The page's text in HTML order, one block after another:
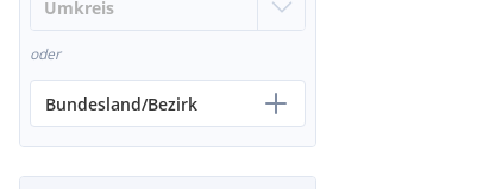
oder
Bundesland/Bezirk